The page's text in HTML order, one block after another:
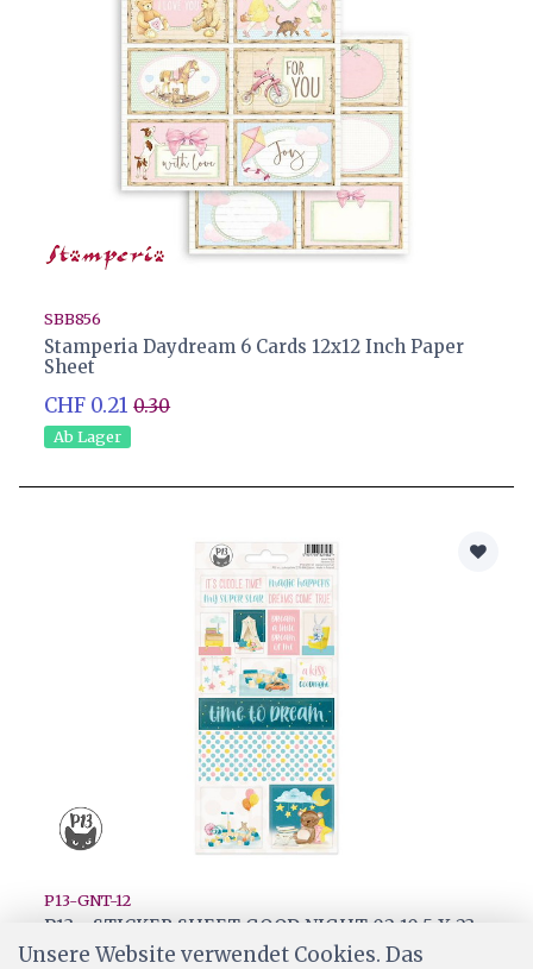
SBB856
Stamperia Daydream 6 Cards 12x12 Inch Paper
Sheet
CHF 0.21 0.30
Ab Lager
P13-GNT-12
P13 - STICKER SHEET GOOD NIGHT 02,10,5 X 23
CM
Unsere Website verwendet Cookies. Das